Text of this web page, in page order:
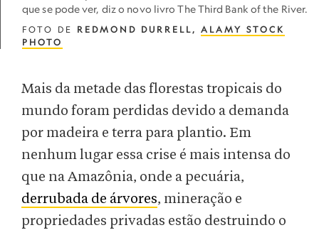
que se pode ver, diz o novo livro The Third Bank of the River.
FOTO DE REDMOND DURRELL, ALAMY STOCK
PHOTO
Mais da metade das florestas tropicais do
mundo foram perdidas devido a demanda
por madeira e terra para plantio. Em
nenhum lugar essa crise é mais intensa do
que na Amazônia, onde a pecuária,
derrubada de árvores, mineração e
propriedades privadas estão destruindo o